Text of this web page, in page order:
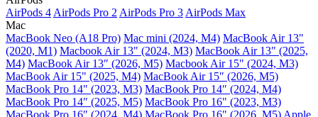
AirPods 4 AirPods Pro 2 AirPods Pro 3 AirPods Max
Mac
MacBook Neo (A18 Pro) Mac mini (2024, M4) MacBook Air 13"
(2020, M1) Macbook Air 13" (2024, M3) MacBook Air 13" (2025,
M4) MacBook Air 13″ (2026, M5) Macbook Air 15" (2024, M3)
MacBook Air 15" (2025, M4) MacBook Air 15″ (2026, M5)
MacBook Pro 14" (2023, M3) MacBook Pro 14″ (2024, M4)
MacBook Pro 14″ (2025, M5) MacBook Pro 16" (2023, M3)
MacBook Pro 16″ (2024, M4) MacBook Pro 16" (2026, M5) Apple